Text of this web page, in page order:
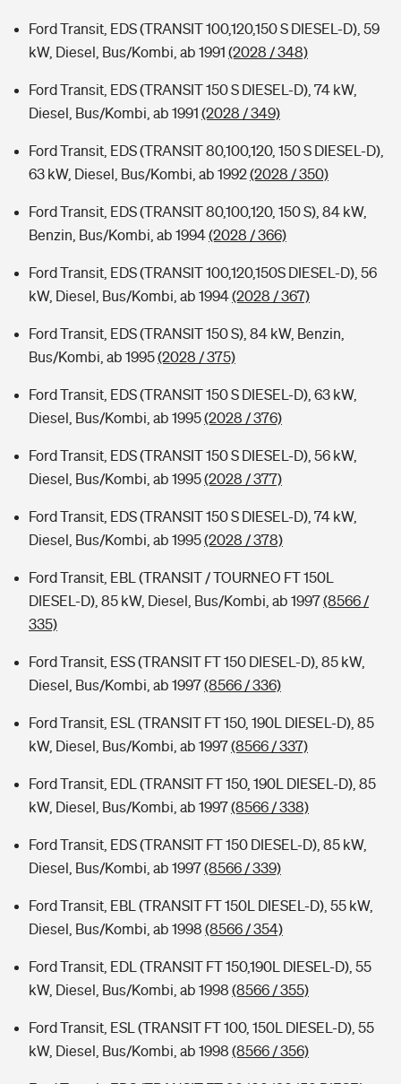
Ford Transit, EDS (TRANSIT 100,120,150 S DIESEL-D), 59
kW, Diesel, Bus/Kombi, ab 1991 (2028 / 348)
Ford Transit, EDS (TRANSIT 150 S DIESEL-D), 74 kW,
Diesel, Bus/Kombi, ab 1991 (2028 / 349)
Ford Transit, EDS (TRANSIT 80,100,120, 150 S DIESEL-D),
63 kW, Diesel, Bus/Kombi, ab 1992(2028 / 350)
Ford Transit, EDS (TRANSIT 80,100,120, 150 S), 84 kW,
Benzin, Bus/Kombi, ab 1994(2028 / 366)
Ford Transit, EDS (TRANSIT 100,120,150S DIESEL-D), 56
kW, Diesel, Bus/Kombi, ab 1994(2028 / 367)
Ford Transit, EDS (TRANSIT 150 S), 84 kW, Benzin,
Bus/Kombi, ab 1995(2028 / 375)
Ford Transit, EDS (TRANSIT 150 S DIESEL-D), 63 kW,
Diesel, Bus/Kombi, ab 1995(2028 / 376)
Ford Transit, EDS (TRANSIT 150 S DIESEL-D), 56 kW,
Diesel, Bus/Kombi, ab 1995(2028 / 377)
Ford Transit, EDS (TRANSIT 150 S DIESEL-D), 74 kW,
Diesel, Bus/Kombi, ab 1995(2028 / 378)
Ford Transit, EBL (TRANSIT / TOURNEO FT 150L
DIESEL-D), 85 kW, Diesel, Bus/Kombi, ab 1997(8566 /
335)
Ford Transit, ESS (TRANSIT FT 150 DIESEL-D), 85 kW,
Diesel, Bus/Kombi, ab 1997(8566 / 336)
Ford Transit, ESL (TRANSIT FT 150, 190L DIESEL-D), 85
kW, Diesel, Bus/Kombi, ab 1997(8566 / 337)
Ford Transit, EDL (TRANSIT FT 150, 190L DIESEL-D), 85
kW, Diesel, Bus/Kombi, ab 1997(8566 / 338)
Ford Transit, EDS (TRANSIT FT 150 DIESEL-D), 85 kW,
Diesel, Bus/Kombi, ab 1997(8566 / 339)
Ford Transit, EBL (TRANSIT FT 150L DIESEL-D), 55 kW,
Diesel, Bus/Kombi, ab 1998 (8566 / 354)
Ford Transit, EDL (TRANSIT FT 150,190L DIESEL-D), 55
kW, Diesel, Bus/Kombi, ab 1998 (8566 / 355)
Ford Transit, ESL (TRANSIT FT 100, 150L DIESEL-D), 55
kW, Diesel, Bus/Kombi, ab 1998 (8566 / 356)